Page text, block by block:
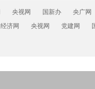
央视网 国新办 央广网
济网 央视网 党建网